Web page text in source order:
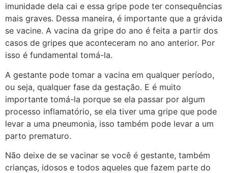
imunidade dela cai e essa gripe pode ter consequências
mais graves. Dessa maneira, é importante que a grávida
se vacine. A vacina da gripe do ano é feita a partir dos
casos de gripes que aconteceram no ano anterior. Por
isso é fundamental tomá-la.
A gestante pode tomar a vacina em qualquer período,
ou seja, qualquer fase da gestação. E é muito
importante tomá-la porque se ela passar por algum
processo inflamatório, se ela tiver uma gripe que pode
levar a uma pneumonia, isso também pode levar a um
parto prematuro.
Não deixe de se vacinar se você é gestante, também
crianças, idosos e todos aqueles que fazem parte do